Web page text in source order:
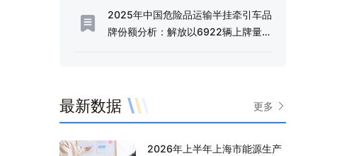
2025年中国危险品运输半挂牵引车品
牌份额分析：解放以6922辆上牌量、
最新数据 更多
2026年上半年上海市能源生产